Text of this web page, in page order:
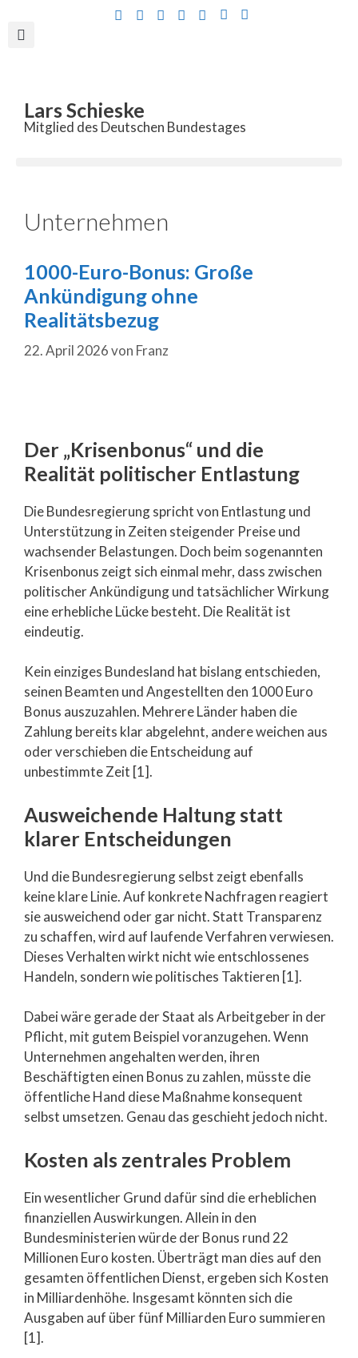
Lars Schieske
Mitglied des Deutschen Bundestages
Unternehmen
1000-Euro-Bonus: Große
Ankündigung ohne
Realitätsbezug
22. April 2026von Franz
Der „Krisenbonus“ und die
Realität politischer Entlastung
Die Bundesregierung spricht von Entlastung und
Unterstützung in Zeiten steigender Preise und
wachsender Belastungen. Doch beim sogenannten
Krisenbonus zeigt sich einmal mehr, dass zwischen
politischer Ankündigung und tatsächlicher Wirkung
eine erhebliche Lücke besteht. Die Realität ist
eindeutig.
Kein einziges Bundesland hat bislang entschieden,
seinen Beamten und Angestellten den 1000 Euro
Bonus auszuzahlen. Mehrere Länder haben die
Zahlung bereits klar abgelehnt, andere weichen aus
oder verschieben die Entscheidung auf
unbestimmte Zeit [1].
Ausweichende Haltung statt
klarer Entscheidungen
Und die Bundesregierung selbst zeigt ebenfalls
keine klare Linie. Auf konkrete Nachfragen reagiert
sie ausweichend oder gar nicht. Statt Transparenz
zu schaffen, wird auf laufende Verfahren verwiesen.
Dieses Verhalten wirkt nicht wie entschlossenes
Handeln, sondern wie politisches Taktieren [1].
Dabei wäre gerade der Staat als Arbeitgeber in der
Pflicht, mit gutem Beispiel voranzugehen. Wenn
Unternehmen angehalten werden, ihren
Beschäftigten einen Bonus zu zahlen, müsste die
öffentliche Hand diese Maßnahme konsequent
selbst umsetzen. Genau das geschieht jedoch nicht.
Kosten als zentrales Problem
Ein wesentlicher Grund dafür sind die erheblichen
finanziellen Auswirkungen. Allein in den
Bundesministerien würde der Bonus rund 22
Millionen Euro kosten. Überträgt man dies auf den
gesamten öffentlichen Dienst, ergeben sich Kosten
in Milliardenhöhe. Insgesamt könnten sich die
Ausgaben auf über fünf Milliarden Euro summieren
[1].